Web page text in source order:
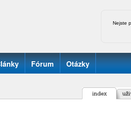
Nejste
Fórum Otázky